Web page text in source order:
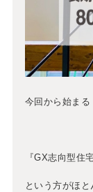
今回から始まる
『GX志向型住
という方がほと